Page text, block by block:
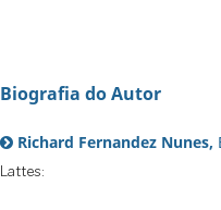
Biografia do Autor
Richard Fernandez Nunes,
Lattes: